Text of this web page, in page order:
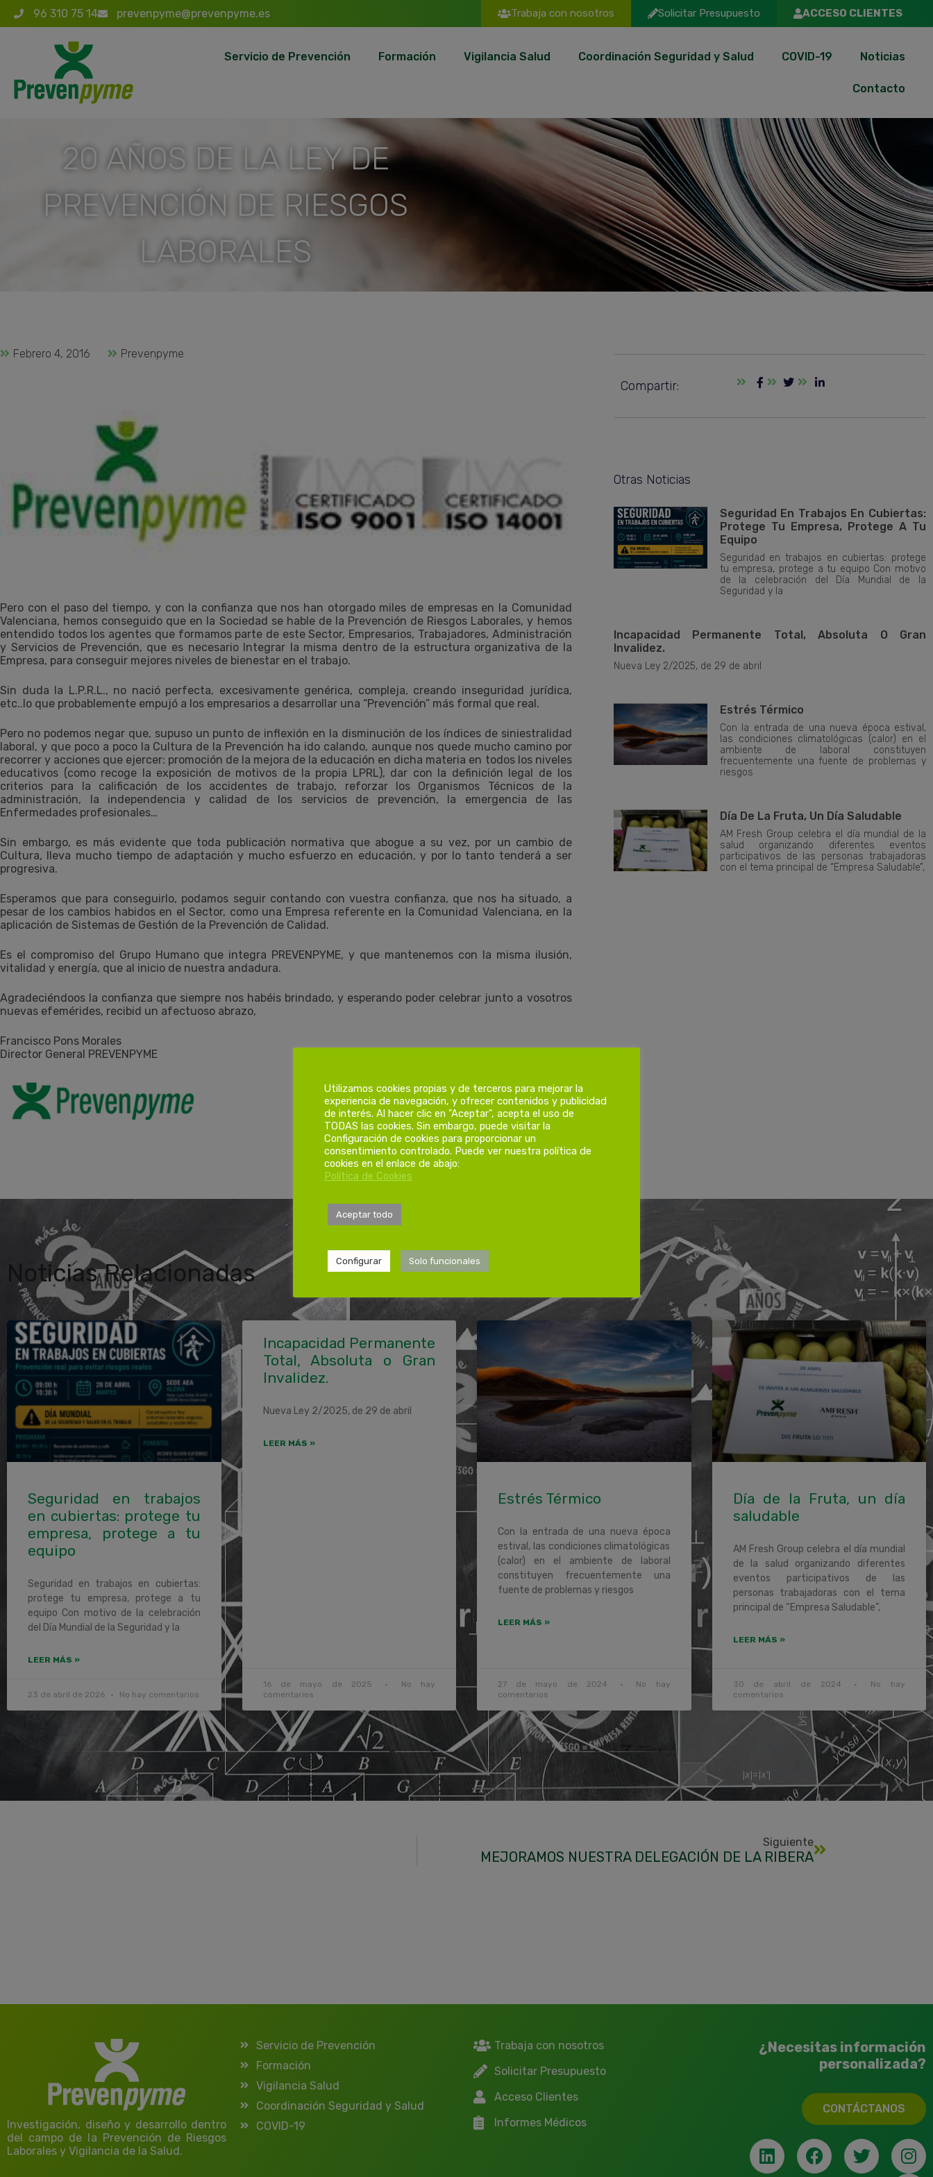
96 310 75 14 prevenpyme@prevenpyme.es Trabaja con nosotros Solicitar Presupuesto ACCESO CLIENTES
Servicio de Prevención Formación Vigilancia Salud Coordinación Seguridad y Salud COVID-19 Noticias
Contacto
20 AÑOS DE LA LEY DE
PREVENCIÓN DE RIESGOS
LABORALES
Febrero 4, 2016 Prevenpyme
Pero con el paso del tiempo, y con la confianza que nos han otorgado miles de empresas en la Comunidad
Valenciana, hemos conseguido que en la Sociedad se hable de la Prevención de Riesgos Laborales, y hemos
entendido todos los agentes que formamos parte de este Sector, Empresarios, Trabajadores, Administración
y Servicios de Prevención, que es necesario Integrar la misma dentro de la estructura organizativa de la
Empresa, para conseguir mejores niveles de bienestar en el trabajo.
Sin duda la L.P.R.L., no nació perfecta, excesivamente genérica, compleja, creando inseguridad jurídica,
etc..lo que probablemente empujó a los empresarios a desarrollar una “Prevención” más formal que real.
Pero no podemos negar que, supuso un punto de inflexión en la disminución de los índices de siniestralidad
laboral, y que poco a poco la Cultura de la Prevención ha ido calando, aunque nos quede mucho camino por
recorrer y acciones que ejercer: promoción de la mejora de la educación en dicha materia en todos los niveles
educativos (como recoge la exposición de motivos de la propia LPRL), dar con la definición legal de los
criterios para la calificación de los accidentes de trabajo, reforzar los Organismos Técnicos de la
administración, la independencia y calidad de los servicios de prevención, la emergencia de las
Enfermedades profesionales…
Sin embargo, es más evidente que toda publicación normativa que abogue a su vez, por un cambio de
Cultura, lleva mucho tiempo de adaptación y mucho esfuerzo en educación, y por lo tanto tenderá a ser
progresiva.
Esperamos que para conseguirlo, podamos seguir contando con vuestra confianza, que nos ha situado, a
pesar de los cambios habidos en el Sector, como una Empresa referente en la Comunidad Valenciana, en la
aplicación de Sistemas de Gestión de la Prevención de Calidad.
Es el compromiso del Grupo Humano que integra PREVENPYME, y que mantenemos con la misma ilusión,
vitalidad y energía, que al inicio de nuestra andadura.
Agradeciéndoos la confianza que siempre nos habéis brindado, y esperando poder celebrar junto a vosotros
nuevas efemérides, recibid un afectuoso abrazo,
Francisco Pons Morales
Director General PREVENPYME
Compartir:
Otras Noticias
Seguridad En Trabajos En Cubiertas:
Protege Tu Empresa, Protege A Tu
Equipo
Seguridad en trabajos en cubiertas: protege
tu empresa, protege a tu equipo Con motivo
de la celebración del Día Mundial de la
Seguridad y la
Incapacidad Permanente Total, Absoluta O Gran
Invalidez.
Nueva Ley 2/2025, de 29 de abril
Estrés Térmico
Con la entrada de una nueva época estival,
las condiciones climatológicas (calor) en el
ambiente de laboral constituyen
frecuentemente una fuente de problemas y
riesgos
Día De La Fruta, Un Día Saludable
AM Fresh Group celebra el día mundial de la
salud organizando diferentes eventos
participativos de las personas trabajadoras
con el tema principal de “Empresa Saludable”,
Noticias Relacionadas
Seguridad en trabajos
en cubiertas: protege tu
empresa, protege a tu
equipo
Seguridad en trabajos en cubiertas:
protege tu empresa, protege a tu
equipo Con motivo de la celebración
del Día Mundial de la Seguridad y la
LEER MÁS »
23 de abril de 2026 No hay comentarios
Incapacidad Permanente
Total, Absoluta o Gran
Invalidez.
Nueva Ley 2/2025, de 29 de abril
LEER MÁS »
16 de mayo de 2025
No hay
comentarios
Estrés Térmico
Con la entrada de una nueva época
estival, las condiciones climatológicas
(calor) en el ambiente de laboral
constituyen frecuentemente una
fuente de problemas y riesgos
LEER MÁS »
27 de mayo de 2024
No hay
comentarios
Día de la Fruta, un día
saludable
AM Fresh Group celebra el día mundial
de la salud organizando diferentes
eventos participativos de las
personas trabajadoras con el tema
principal de “Empresa Saludable”,
LEER MÁS »
30 de abril de 2024
No hay
comentarios
Siguiente
MEJORAMOS NUESTRA DELEGACIÓN DE LA RIBERA
Investigación, diseño y desarrollo dentro
del campo de la Prevención de Riesgos
Laborales y Vigilancia de la Salud.
Servicio de Prevención
Formación
Vigilancia Salud
Coordinación Seguridad y Salud
COVID-19
Trabaja con nosotros
Solicitar Presupuesto
Acceso Clientes
Informes Médicos
¿Necesitas información
personalizada?
CONTÁCTANOS
Utilizamos cookies propias y de terceros para mejorar la
experiencia de navegación, y ofrecer contenidos y publicidad
de interés. Al hacer clic en "Aceptar", acepta el uso de
TODAS las cookies. Sin embargo, puede visitar la
Configuración de cookies para proporcionar un
consentimiento controlado. Puede ver nuestra política de
cookies en el enlace de abajo:
Política de Cookies
Aceptar todo
Configurar Solo funcionales